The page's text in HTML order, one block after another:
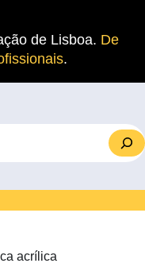
de Lisboa. De
.
acrílica